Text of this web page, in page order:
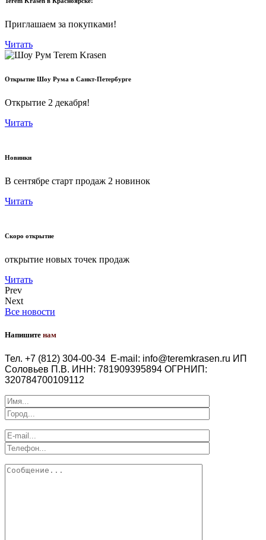
Приглашаем за покупками!
Читать
Открытие Шоу Рума в Санкт-Петербурге
Открытие 2 декабря!
Читать
Новинки
В сентябре старт продаж 2 новинок
Читать
Скоро открытие
открытие новых точек продаж
Читать
Prev
Next
Все новости
Напишите нам
Тел. +7 (812) 304-00-34 E-mail: info@teremkrasen.ru ИП
Соловьев П.В. ИНН: 781909395894 ОГРНИП:
320784700109112